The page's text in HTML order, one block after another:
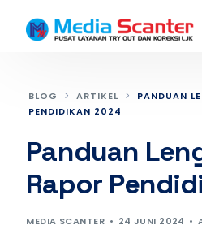
BLOG ARTIKEL
PANDUAN
PENDIDIKAN 2024
Panduan
Rapor
MEDIA SCANTER 24 JUNI 2024